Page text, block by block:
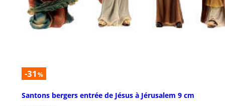
-31 %
Santons bergers entrée de Jésus à Jérusalem 9 cm